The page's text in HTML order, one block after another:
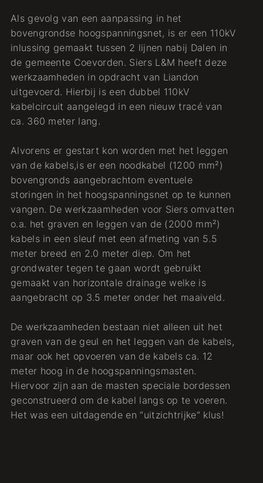
Als gevolg van een aanpassing in het
bovengrondse hoogspanningsnet, is er een 110kV
inlussing gemaakt tussen 2 lijnen nabij Dalen in
de gemeente Coevorden. Siers L&M heeft deze
werkzaamheden in opdracht van Liandon
uitgevoerd. Hierbij is een dubbel 110kV
kabelcircuit aangelegd in een nieuw tracé van
ca. 360 meter lang.
Alvorens er gestart kon worden met het leggen
van de kabels,is er een noodkabel (1200 mm²)
bovengronds aangebrachtom eventuele
storingen in het hoogspanningsnet op te kunnen
vangen. De werkzaamheden voor Siers omvatten
o.a. het graven en leggen van de (2000 mm²)
kabels in een sleuf met een afmeting van 5.5
meter breed en 2.0 meter diep. Om het
grondwater tegen te gaan wordt gebruikt
gemaakt van horizontale drainage welke is
aangebracht op 3.5 meter onder het maaiveld.
De werkzaamheden bestaan niet alleen uit het
graven van de geul en het leggen van de kabels,
maar ook het opvoeren van de kabels ca. 12
meter hoog in de hoogspanningsmasten.
Hiervoor zijn aan de masten speciale bordessen
geconstrueerd om de kabel langs op te voeren.
Het was een uitdagende en “uitzichtrijke” klus!